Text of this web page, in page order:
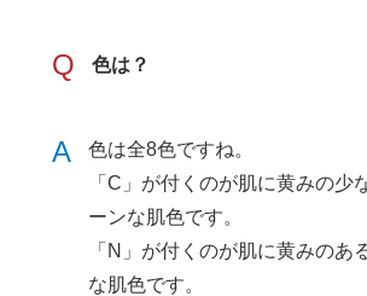
Q 色は？
A
色は全8色ですね。
「C」が付くのが肌に黄みの少
ーンな肌色です。
「N」が付くのが肌に黄みのあ
な肌色です。